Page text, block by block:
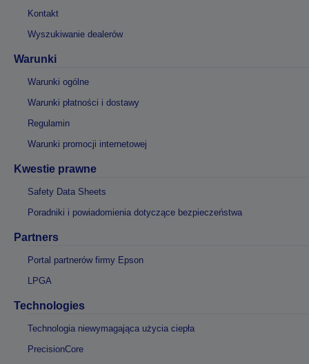
Kontakt
Wyszukiwanie dealerów
Warunki
Warunki ogólne
Warunki płatności i dostawy
Regulamin
Warunki promocji internetowej
Kwestie prawne
Safety Data Sheets
Poradniki i powiadomienia dotyczące bezpieczeństwa
Partners
Portal partnerów firmy Epson
LPGA
Technologies
Technologia niewymagająca użycia ciepła
PrecisionCore